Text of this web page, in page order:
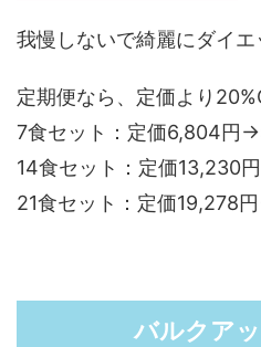
我慢しないで綺麗にダイエ
定期便なら、定価より
7食セット：定価6,804円
14食セット：定価13,230
21食セット：定価19,278
バルクア